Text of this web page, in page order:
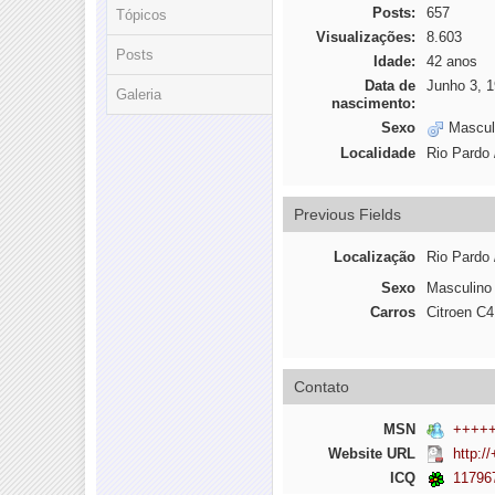
Tópicos
Posts
Galeria
Posts:
657
Visualizações:
8.603
Idade:
42 anos
Data de
nascimento:
Junho 3,
Sexo
Localidade
Rio Pardo
Previous Fields
Localização
Rio Pardo
Sexo
Masculino
Carros
Citroen
Contato
MSN
Website URL
http://
ICQ